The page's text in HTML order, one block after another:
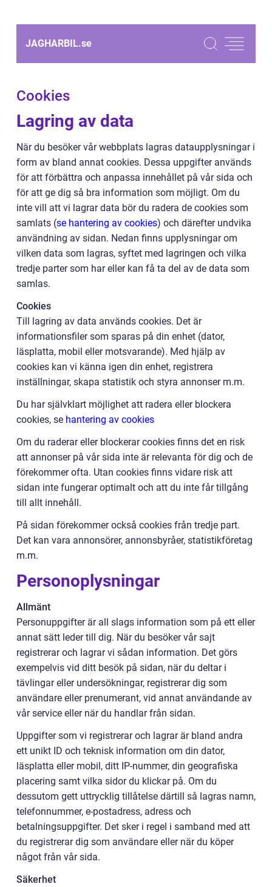
JAGHARBIL.se
Cookies
Lagring av data
När du besöker vår webbplats lagras dataupplysningar i
form av bland annat cookies. Dessa uppgifter används
för att förbättra och anpassa innehållet på vår sida och
för att ge dig så bra information som möjligt. Om du
inte vill att vi lagrar data bör du radera de cookies som
samlats (se hantering av cookies) och därefter undvika
användning av sidan. Nedan finns upplysningar om
vilken data som lagras, syftet med lagringen och vilka
tredje parter som har eller kan få ta del av de data som
samlas.
Cookies
Till lagring av data används cookies. Det är
informationsfiler som sparas på din enhet (dator,
läsplatta, mobil eller motsvarande). Med hjälp av
cookies kan vi känna igen din enhet, registrera
inställningar, skapa statistik och styra annonser m.m.
Du har självklart möjlighet att radera eller blockera
cookies, se hantering av cookies
Om du raderar eller blockerar cookies finns det en risk
att annonser på vår sida inte är relevanta för dig och de
förekommer ofta. Utan cookies finns vidare risk att
sidan inte fungerar optimalt och att du inte får tillgång
till allt innehåll.
På sidan förekommer också cookies från tredje part.
Det kan vara annonsörer, annonsbyråer, statistikföretag
m.m.
Personoplysningar
Allmänt
Personuppgifter är all slags information som på ett eller
annat sätt leder till dig. När du besöker vår sajt
registrerar och lagrar vi sådan information. Det görs
exempelvis vid ditt besök på sidan, när du deltar i
tävlingar eller undersökningar, registrerar dig som
användare eller prenumerant, vid annat användande av
vår service eller när du handlar från sidan.
Uppgifter som vi registrerar och lagrar är bland andra
ett unikt ID och teknisk information om din dator,
läsplatta eller mobil, ditt IP-nummer, din geografiska
placering samt vilka sidor du klickar på. Om du
dessutom gett uttrycklig tillåtelse därtill så lagras namn,
telefonnummer, e-postadress, adress och
betalningsuppgifter. Det sker i regel i samband med att
du registrerar dig som användare eller när du köper
något från vår sida.
Säkerhet